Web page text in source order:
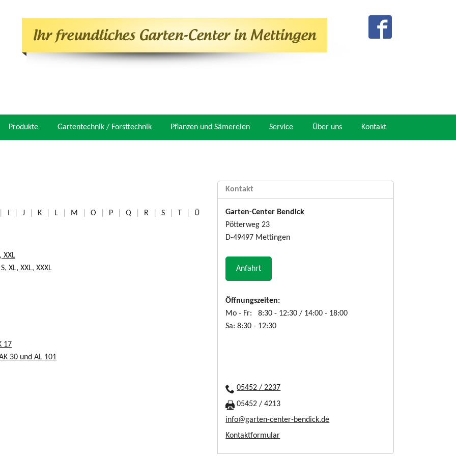
Produkte Gartentechnik / Forsttechnik Pflanzen und Sämereien Service Über uns Kontakt
J K L M O P Q R S T
Ü
XXL
XL, XXL, XXXL
17
30 und AL 101
Kontakt
Garten-Center Bendick
Pötterweg 23
D-49497 Mettingen
Anfahrt
Öffnungszeiten:
Mo - Fr: 8:30 - 12:30 / 14:00 - 18:00
Sa: 8:30 - 12:30
05452 / 2237
05452 / 4213
info@garten-center-bendick.de
Kontaktformular